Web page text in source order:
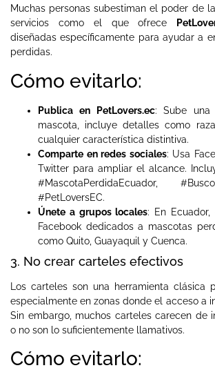
Muchas personas subestiman el poder de
servicios como el que ofrece
diseñadas específicamente para ayudar a
perdidas.
Cómo evitarlo:
Publica en PetLovers.ec: Sube
mascota, incluye detalles como
cualquier característica distintiva.
Comparte en redes sociales: Usa
Twitter para ampliar el alcance.
#MascotaPerdidaEcuador,
#PetLoversEC.
Únete a grupos locales: En
Facebook dedicados a mascotas
como Quito, Guayaquil y Cuenca.
3. No crear carteles efectivos
Los carteles son una herramienta clásica
especialmente en zonas donde el acceso a
Sin embargo, muchos carteles carecen de
o no son lo suficientemente llamativos.
Cómo evitarlo: